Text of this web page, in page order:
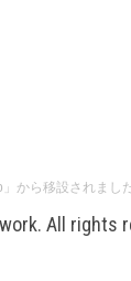
から移設されまし
All rights